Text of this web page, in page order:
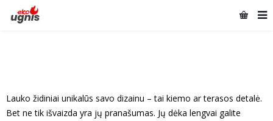
Lauko židiniai unikalūs savo dizainu – tai kiemo ar terasos detalė.
Bet ne tik išvaizda yra jų pranašumas. Jų dėka lengvai galite